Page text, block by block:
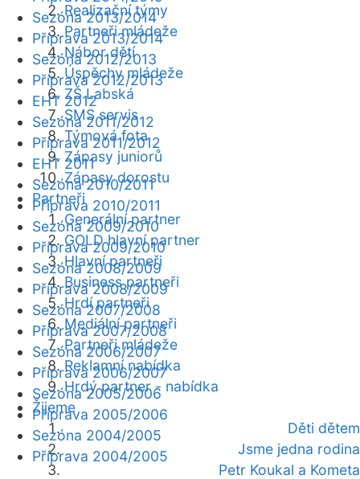
Realizační týmy
Partneři mládeže
Nábor dětí
Úspěchy mládeže
ZŠ Labská
SMS servis
Týmová fota
Zápasy juniorů
Zápasy dorostu
Partneři
Generální partner
GOLD hlavní partner
Hlavní partneři
Business partneři
Hrdí partneři
Mediální partneři
Partneři mládeže
Reklamní nabídka
Hrdý partner - nabídka
Žijeme
Děti dětem
Jsme jedna rodina
Petr Koukal a Kometa
Sezóna 2013/2014
Příprava 2013/2014
Sezóna 2012/2013
Příprava 2012/2013
EHT 2012
Sezóna 2011/2012
Příprava 2011/2012
EHT 2011
Sezóna 2010/2011
Příprava 2010/2011
Sezóna 2009/2010
Příprava 2009/2010
Sezóna 2008/2009
Příprava 2008/2009
Sezóna 2007/2008
Příprava 2007/2008
Sezóna 2006/2007
Příprava 2006/2007
Sezóna 2005/2006
Příprava 2005/2006
Sezóna 2004/2005
Příprava 2004/2005